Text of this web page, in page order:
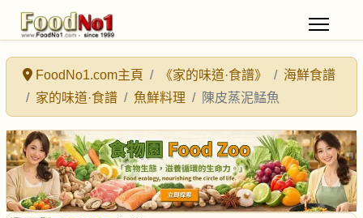
FoodNo1.com主頁 《家的味道·食譜》
海鮮食譜
家的味道·食譜
魚鮮料理 陳皮蒸泥鯭魚